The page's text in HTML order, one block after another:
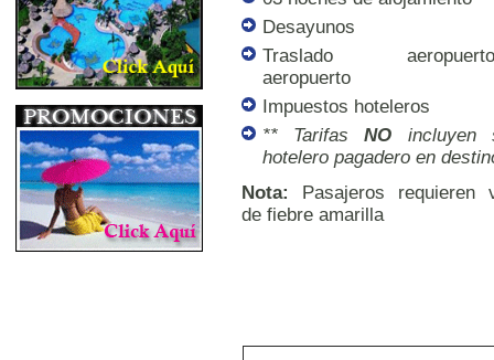
Desayunos
Traslado aeropuerto-
aeropuerto
Impuestos hoteleros
** TarifasNO incluyen
hotelero pagadero en
Nota:
Pasajeros requieren
de fiebre amarilla